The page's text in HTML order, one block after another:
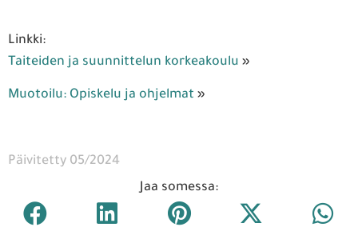
Linkki:
Taiteiden ja suunnittelun korkeakoulu »
Muotoilu: Opiskelu ja ohjelmat »
Päivitetty 05/2024
Jaa somessa: